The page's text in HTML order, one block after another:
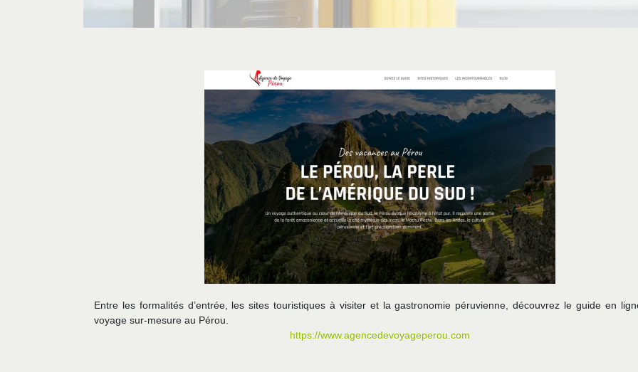
Entre les formalités d’entrée, les sites touristiques à visiter et la gastronomie péruvienne, découvrez le guide en
voyage sur-mesure au Pérou.
https://www.agencedevoyageperou.com